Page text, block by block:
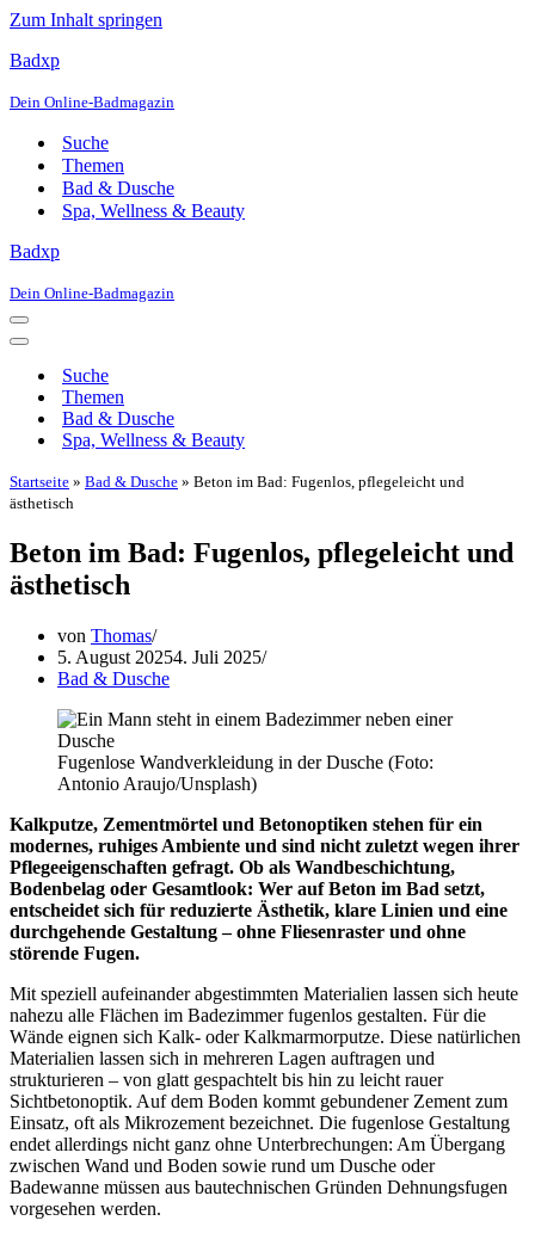
Zum Inhalt springen
Badxp
Dein Online-Badmagazin
Suche
Themen
Bad & Dusche
Spa, Wellness & Beauty
Badxp
Dein Online-Badmagazin
Navigationsmenü
Navigationsmenü
Suche
Themen
Bad & Dusche
Spa, Wellness & Beauty
Startseite » Bad & Dusche » Beton im Bad: Fugenlos, pflegeleicht und
ästhetisch
Beton im Bad: Fugenlos, pflegeleicht und
ästhetisch
von Thomas
5. August 20254. Juli 2025
Bad & Dusche
Fugenlose Wandverkleidung in der Dusche (Foto:
Antonio Araujo/Unsplash)
Kalkputze, Zementmörtel und Betonoptiken stehen für ein
modernes, ruhiges Ambiente und sind nicht zuletzt wegen ihrer
Pflegeeigenschaften gefragt. Ob als Wandbeschichtung,
Bodenbelag oder Gesamtlook: Wer auf Beton im Bad setzt,
entscheidet sich für reduzierte Ästhetik, klare Linien und eine
durchgehende Gestaltung – ohne Fliesenraster und ohne
störende Fugen.
Mit speziell aufeinander abgestimmten Materialien lassen sich heute
nahezu alle Flächen im Badezimmer fugenlos gestalten. Für die
Wände eignen sich Kalk- oder Kalkmarmorputze. Diese natürlichen
Materialien lassen sich in mehreren Lagen auftragen und
strukturieren – von glatt gespachtelt bis hin zu leicht rauer
Sichtbetonoptik. Auf dem Boden kommt gebundener Zement zum
Einsatz, oft als Mikrozement bezeichnet. Die fugenlose Gestaltung
endet allerdings nicht ganz ohne Unterbrechungen: Am Übergang
zwischen Wand und Boden sowie rund um Dusche oder
Badewanne müssen aus bautechnischen Gründen Dehnungsfugen
vorgesehen werden.